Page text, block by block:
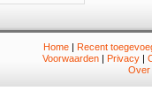
Home| Recent
Voorwaarden | Privacy |
Over